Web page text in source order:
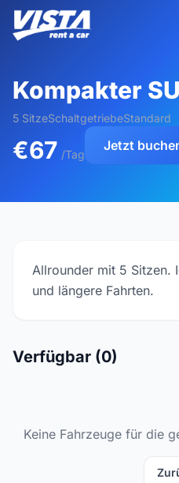
Kompakter
5 SitzeSchaltgetriebeStandard
€67 /Tag
Jetzt
Allrounder mit 5 Sitzen.
und längere Fahrten.
Verfügbar (0)
Keine Fahrzeuge für die